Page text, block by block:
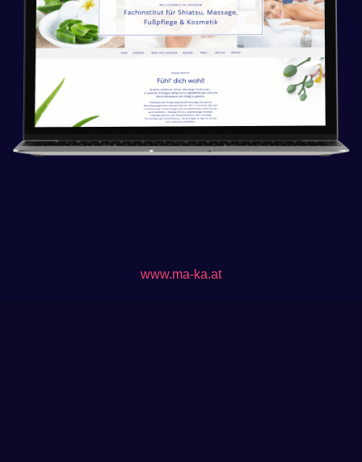
www.ma-ka.at